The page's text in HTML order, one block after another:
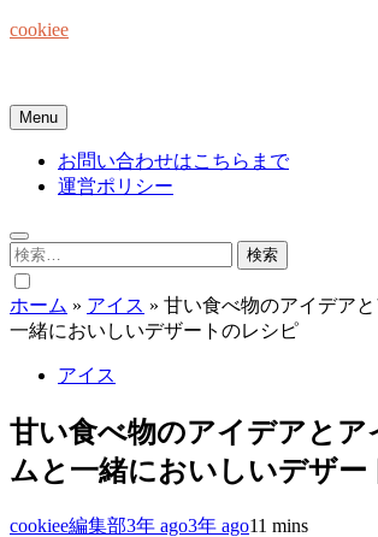
Skip
cookiee
Menu
お問い合わせはこちらまで
運営ポリシー
検
索:
ホーム » アイス » 甘い食べ物のアイデア
一緒においしいデザートのレシピ
アイス
甘い食べ物のアイデアとア
ムと一緒においしいデザー
cookiee編集部3年 ago3年 ago11 mins